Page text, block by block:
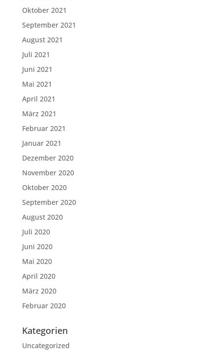
Oktober 2021
September 2021
August 2021
Juli 2021
Juni 2021
Mai 2021
April 2021
März 2021
Februar 2021
Januar 2021
Dezember 2020
November 2020
Oktober 2020
September 2020
August 2020
Juli 2020
Juni 2020
Mai 2020
April 2020
März 2020
Februar 2020
Kategorien
Uncategorized